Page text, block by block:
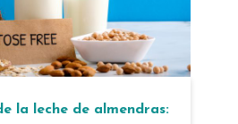
la leche de almendras: